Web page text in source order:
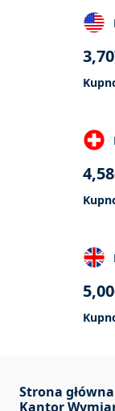
Strona główna
Kantor